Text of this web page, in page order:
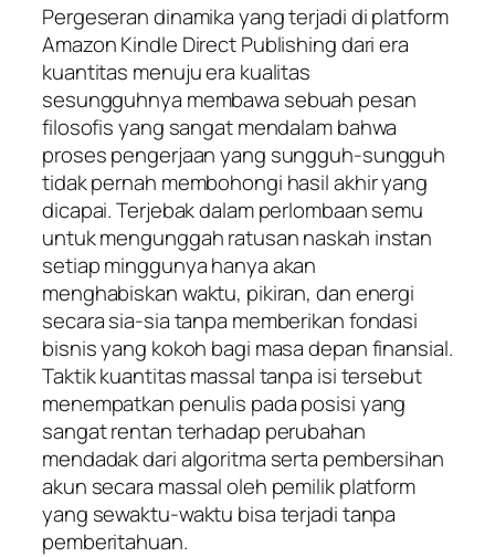
Pergeseran dinamika yang terjadi di platform
Amazon Kindle Direct Publishing dari era
kuantitas menuju era kualitas
sesungguhnya membawa sebuah pesan
filosofis yang sangat mendalam bahwa
proses pengerjaan yang sungguh-sungguh
tidak pernah membohongi hasil akhir yang
dicapai. Terjebak dalam perlombaan semu
untuk mengunggah ratusan naskah instan
setiap minggunya hanya akan
menghabiskan waktu, pikiran, dan energi
secara sia-sia tanpa memberikan fondasi
bisnis yang kokoh bagi masa depan finansial.
Taktik kuantitas massal tanpa isi tersebut
menempatkan penulis pada posisi yang
sangat rentan terhadap perubahan
mendadak dari algoritma serta pembersihan
akun secara massal oleh pemilik platform
yang sewaktu-waktu bisa terjadi tanpa
pemberitahuan.